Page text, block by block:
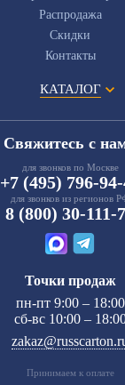
Распродажа
Скидки
Контакты
КАТАЛОГ
Свяжитесь с
для звонков по Москве
+7 (495) 796-94-
для звонков из регионов
8 (800) 30-111-
Точки продаж
пн-пт 9:00 – 18:00
сб-вс 10:00 –
Принимаем к оплате